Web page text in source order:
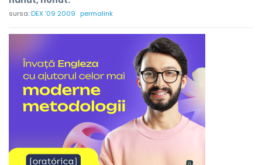
sursa:DEX '09 2009 permalink